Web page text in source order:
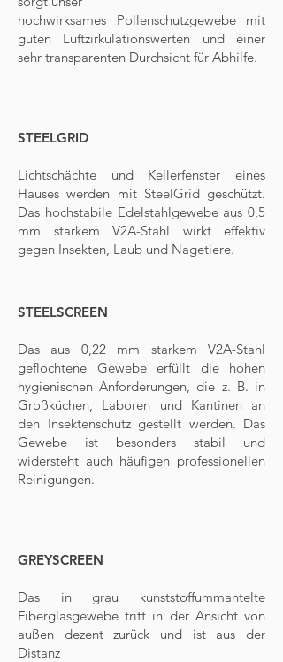
hochwirksames Pollenschutzgewebe mit
guten Luftzirkulationswerten und einer
sehr transparenten Durchsicht für Abhilfe.
STEELGRID
Lichtschächte und Kellerfenster eines
Hauses werden mit SteelGrid geschützt.
Das hochstabile Edelstahlgewebe aus 0,5
mm starkem V2A-Stahl wirkt effektiv
gegen Insekten, Laub und Nagetiere.
STEELSCREEN
Das aus 0,22 mm starkem V2A-Stahl
geflochtene Gewebe erfüllt die hohen
hygienischen Anforderungen, die z. B. in
Großküchen, Laboren und Kantinen an
den Insektenschutz gestellt werden. Das
Gewebe ist besonders stabil und
widersteht auch häufigen professionellen
Reinigungen.
GREYSCREEN
Das in grau kunststoffummantelte
Fiberglasgewebe tritt in der Ansicht von
außen dezent zurück und ist aus der
Distanz